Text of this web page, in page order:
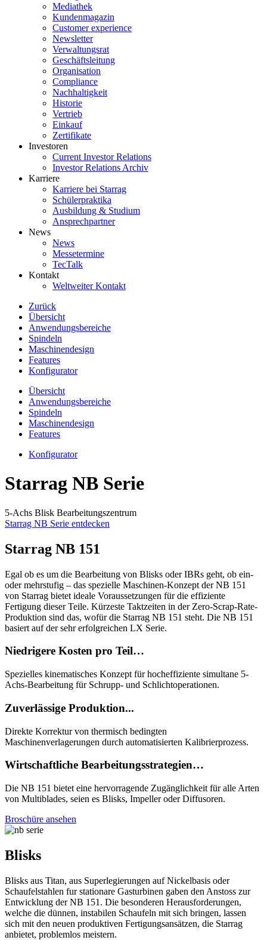
Mediathek
Kundenmagazin
Customer experience
Newsletter
Verwaltungsrat
Geschäftsleitung
Organisation
Compliance
Nachhaltigkeit
Historie
Vertrieb
Einkauf
Zertifikate
Investoren
Current Investor Relations
Investor Relations Archiv
Karriere
Karriere bei Starrag
Schülerpraktika
Ausbildung & Studium
Ansprechpartner
News
News
Messetermine
TecTalk
Kontakt
Weltweiter Kontakt
Zurück
Übersicht
Anwendungsbereiche
Spindeln
Maschinendesign
Features
Konfigurator
Übersicht
Anwendungsbereiche
Spindeln
Maschinendesign
Features
Konfigurator
Starrag NB Serie
5-Achs Blisk Bearbeitungszentrum
Starrag NB Serie entdecken
Starrag NB 151
Egal ob es um die Bearbeitung von Blisks oder IBRs geht, ob ein-
oder mehrstufig – das spezielle Maschinen-Konzept der NB 151
von Starrag bietet ideale Voraussetzungen für die effiziente
Fertigung dieser Teile. Kürzeste Taktzeiten in der Zero-Scrap-Rate-
Produktion sind das, wofür die Starrag NB 151 steht. Die NB 151
basiert auf der sehr erfolgreichen LX Serie.
Niedrigere Kosten pro Teil…
Spezielles kinematisches Konzept für hocheffiziente simultane 5-
Achs-Bearbeitung für Schrupp- und Schlichtoperationen.
Zuverlässige Produktion...
Direkte Korrektur von thermisch bedingten
Maschinenverlagerungen durch automatisierten Kalibrierprozess.
Wirtschaftliche Bearbeitungsstrategien…
Die NB 151 bietet eine hervorragende Zugänglichkeit für alle Arten
von Multiblades, seien es Blisks, Impeller oder Diffusoren.
Broschüre ansehen
Blisks
Blisks aus Titan, aus Superlegierungen auf Nickelbasis oder
Schaufelstahlen fur stationare Gasturbinen gaben den Anstoss zur
Entwicklung der NB 151. Die besonderen Herausforderungen,
welche die dünnen, instabilen Schaufeln mit sich bringen, lassen
sich mit den neuen produktiven Fertigungsansätzen, die Starrag
anbietet, problemlos meistern.